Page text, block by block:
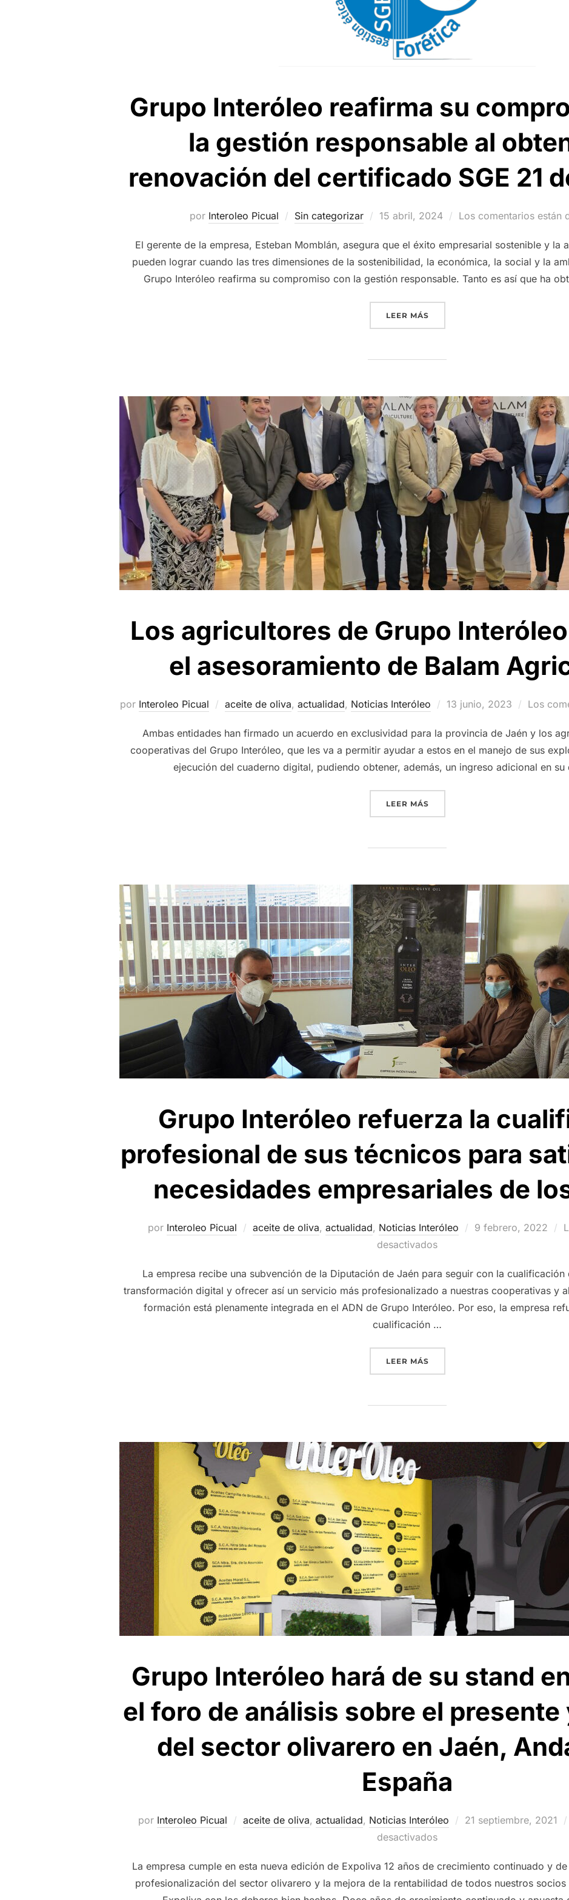
Grupo Interóleo reafirma su
la gestión responsable al
renovación del certificado SGE 21
por Interoleo Picual Sin categorizar
Publicado
15 abril, 2024 Los comentarios están
El gerente de la empresa, Esteban Momblán, asegura que el éxito empresarial sostenible y la
pueden lograr cuando las tres dimensiones de la sostenibilidad, la económica, la social y la
Grupo Interóleo reafirma su compromiso con la gestión responsable. Tanto es así que ha
LEER MÁS«GRUPO INTERÓLEO REAFIRMA
Los agricultores de Grupo
el asesoramiento de Balam
por Interoleo Picual aceite de oliva, actualidad, Noticias Interóleo
Publicado
13 junio, 2023 Los
Ambas entidades han firmado un acuerdo en exclusividad para la provincia de Jaén y los
cooperativas del Grupo Interóleo, que les va a permitir ayudar a estos en el manejo de sus
ejecución del cuaderno digital, pudiendo obtener, además, un ingreso adicional en
LEER MÁS«LOS AGRICULTORES DE
Grupo Interóleo refuerza la
profesional de sus técnicos para
necesidades empresariales de
por Interoleo Picual aceite de oliva, actualidad, Noticias Interóleo
Publicado
9 febrero, 2022
desactivados
La empresa recibe una subvención de la Diputación de Jaén para seguir con la cualificación
transformación digital y ofrecer así un servicio más profesionalizado a nuestras cooperativas y
formación está plenamente integrada en el ADN de Grupo Interóleo. Por eso, la empresa
cualificación …
LEER MÁS«GRUPO INTERÓLEO
Grupo Interóleo hará de su stand
el foro de análisis sobre el
del sector olivarero en Jaén,
España
por Interoleo Picual aceite de oliva, actualidad, Noticias Interóleo
Publicado
21 septiembre, 2021
desactivados
La empresa cumple en esta nueva edición de Expoliva 12 años de crecimiento continuado y
profesionalización del sector olivarero y la mejora de la rentabilidad de todos nuestros